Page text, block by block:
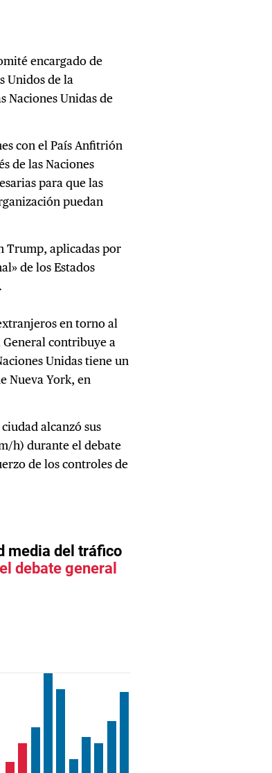
encargado de
Unidos de la
Naciones Unidas de
con el País Anfitrión
de las Naciones
para que las
puedan
Trump, aplicadas por
de los Estados
en torno al
contribuye a
Unidas tiene un
Nueva York, en
alcanzó sus
h) durante el debate
de los controles de